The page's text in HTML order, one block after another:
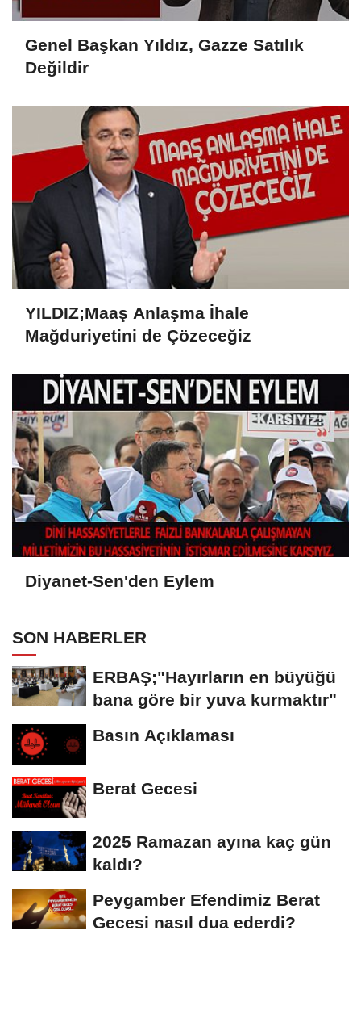
Genel Başkan Yıldız, Gazze Satılık
Değildir
YILDIZ;Maaş Anlaşma İhale
Mağduriyetini de Çözeceğiz
Diyanet-Sen'den Eylem
SON HABERLER
ERBAŞ;"Hayırların en büyüğü
bana göre bir yuva kurmaktır"
Basın Açıklaması
Berat Gecesi
2025 Ramazan ayına kaç gün
kaldı?
Peygamber Efendimiz Berat
Gecesi nasıl dua ederdi?